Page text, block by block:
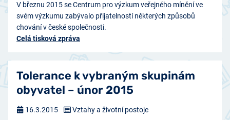
V březnu 2015 se Centrum pro výzkum veřejného mínění ve
svém výzkumu zabývalo přijatelností některých způsobů
chování v české společnosti.
Celá tisková zpráva
Tolerance k vybraným skupinám
obyvatel – únor 2015
16.3.2015 Vztahy a životní postoje